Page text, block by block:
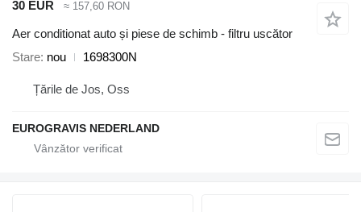
30 EUR ≈ 157,60 RON
Aer conditionat auto și piese de schimb - filtru uscător
Stare nou 1698300N
Țările de Jos, Oss
EUROGRAVIS NEDERLAND